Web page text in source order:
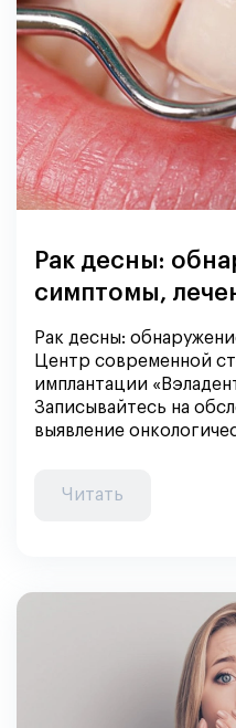
Рак десны:
симптомы,
Рак десны:
Центр современной
имплантации
Записывайтесь на
выявление
Читать